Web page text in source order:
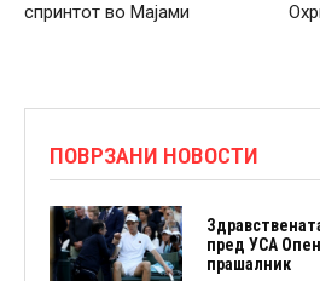
спринтот во Мајами
ПОВРЗАНИ НОВОСТИ
пред УСА
прашалник